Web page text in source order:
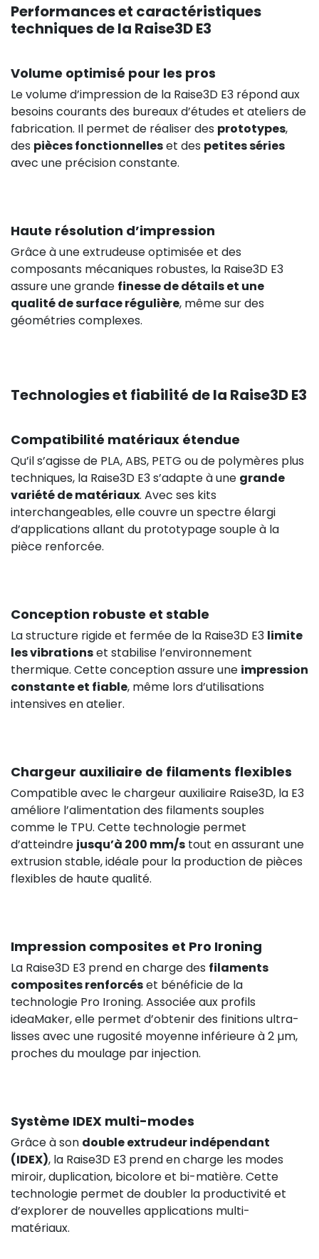
Performances et caractéristiques
techniques de la Raise3D E3
Volume optimisé pour les pros
Le volume d’impression de la Raise3D E3 répond aux
besoins courants des bureaux d’études et ateliers de
fabrication. Il permet de réaliser des prototypes,
des pièces fonctionnelleset des petites séries
avec une précision constante.
Haute résolution d’impression
Grâce à une extrudeuse optimisée et des
composants mécaniques robustes, la Raise3D E3
assure une grande finesse de détails et une
qualité de surface régulière, même sur des
géométries complexes.
Technologies et fiabilité de la Raise3D E3
Compatibilité matériaux étendue
Qu’il s’agisse de PLA, ABS, PETG ou de polymères plus
techniques, la Raise3D E3 s’adapte à une grande
variété de matériaux. Avec ses kits
interchangeables, elle couvre un spectre élargi
d’applications allant du prototypage souple à la
pièce renforcée.
Conception robuste et stable
La structure rigide et fermée de la Raise3D E3 limite
les vibrationset stabilise l’environnement
thermique. Cette conception assure une impression
constante et fiable, même lors d’utilisations
intensives en atelier.
Chargeur auxiliaire de filaments flexibles
Compatible avec le chargeur auxiliaire Raise3D, la E3
améliore l’alimentation des filaments souples
comme le TPU. Cette technologie permet
d’atteindre jusqu’à 200 mm/s tout en assurant une
extrusion stable, idéale pour la production de pièces
flexibles de haute qualité.
Impression composites et Pro Ironing
La Raise3D E3 prend en charge des filaments
composites renforcéset bénéficie de la
technologie Pro Ironing. Associée aux profils
ideaMaker, elle permet d’obtenir des finitions ultra-
lisses avec une rugosité moyenne inférieure à 2 µm,
proches du moulage par injection.
Système IDEX multi-modes
Grâce à son double extrudeur indépendant
(IDEX), la Raise3D E3 prend en charge les modes
miroir, duplication, bicolore et bi-matière. Cette
technologie permet de doubler la productivité et
d’explorer de nouvelles applications multi-
matériaux.